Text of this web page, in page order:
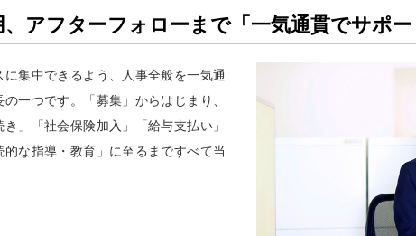
、アフターフォローまで「一気通貫でサポ
集中できるよう、人事全般を一気通
一つです。「募集」からはじまり、
」「社会保険加入」「給与支払い」
的な指導・教育」に至るまですべて当